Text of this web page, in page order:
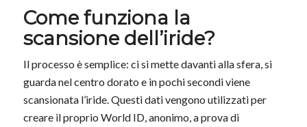
Come funziona la
scansione dell’iride?
Il processo è semplice: ci si mette davanti alla sfera, si
guarda nel centro dorato e in pochi secondi viene
scansionata l’iride. Questi dati vengono utilizzati per
creare il proprio World ID, anonimo, a prova di